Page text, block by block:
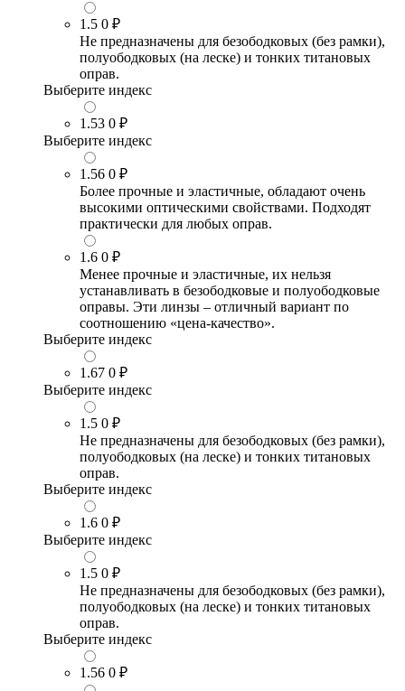
1.5 0 ₽
Не предназначены для безободковых (без рамки),
полуободковых (на леске) и тонких титановых
оправ.
Выберите индекс
1.53 0 ₽
Выберите индекс
1.56 0 ₽
Более прочные и эластичные, обладают очень
высокими оптическими свойствами. Подходят
практически для любых оправ.
1.6 0 ₽
Менее прочные и эластичные, их нельзя
устанавливать в безободковые и полуободковые
оправы. Эти линзы – отличный вариант по
соотношению «цена-качество».
Выберите индекс
1.67 0 ₽
Выберите индекс
1.5 0 ₽
Не предназначены для безободковых (без рамки),
полуободковых (на леске) и тонких титановых
оправ.
Выберите индекс
1.6 0 ₽
Выберите индекс
1.5 0 ₽
Не предназначены для безободковых (без рамки),
полуободковых (на леске) и тонких титановых
оправ.
Выберите индекс
1.56 0 ₽